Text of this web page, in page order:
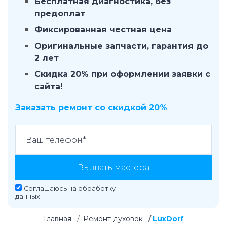
предоплат
Фиксированная честная цена
Оригинальные запчасти, гарантия до
2 лет
Скидка 20% при оформлении заявки с
сайта!
Заказать ремонт со скидкой 20%
Вызвать мастера
Соглашаюсь на обработку
данных
Главная Ремонт духовок LuxDorf